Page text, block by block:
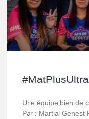
Une équipe bien de
Par : Martial Genest